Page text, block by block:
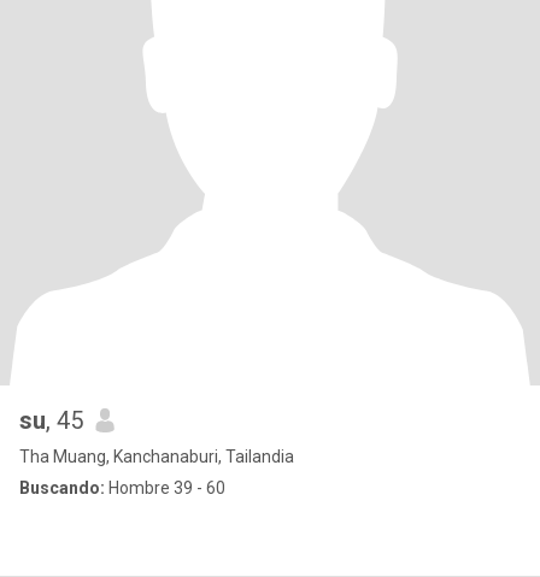
su, 45
Tha Muang, Kanchanaburi, Tailandia
Buscando: Hombre 39 - 60